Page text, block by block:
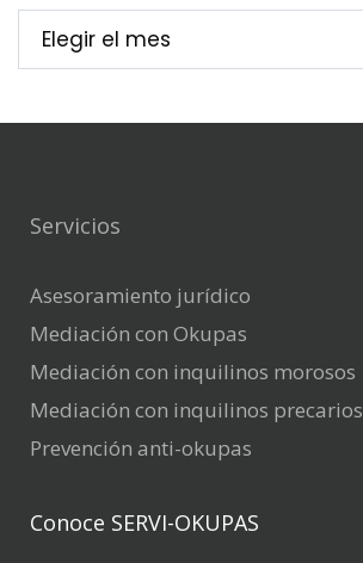
Servicios
Asesoramiento jurídico
Mediación con Okupas
Mediación con inquilinos morosos
Mediación con inquilinos precarios
Prevención anti-okupas
Conoce SERVI-OKUPAS